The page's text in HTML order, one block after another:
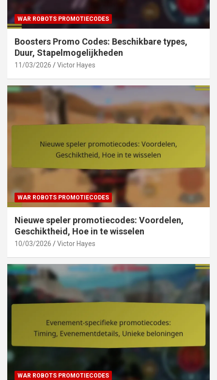
WAR ROBOTS PROMOTIECODES
Boosters Promo Codes: Beschikbare types,
Duur, Stapelmogelijkheden
11/03/2026 Victor Hayes
WAR ROBOTS PROMOTIECODES
Nieuwe speler promotiecodes: Voordelen,
Geschiktheid, Hoe in te wisselen
10/03/2026 Victor Hayes
WAR ROBOTS PROMOTIECODES